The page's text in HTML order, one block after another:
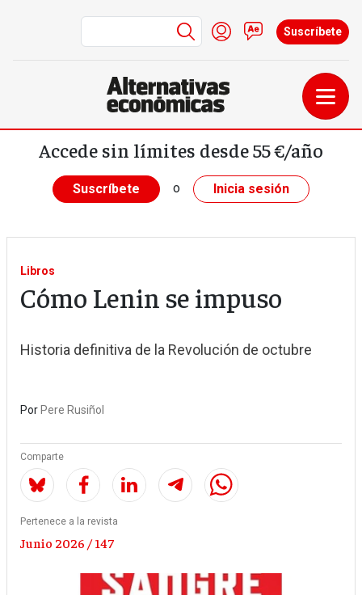
Pasar al contenido principal
Menú de cuenta de
Iniciar sesión
Contacto
Suscríbete
Accede sin límites desde 55 €/año
Suscríbete o Inicia sesión
Libros
Cómo Lenin se impuso
Historia definitiva de la Revolución de octubre
Por Pere Rusiñol
Comparte
Pertenece a la revista
Junio 2026 / 147